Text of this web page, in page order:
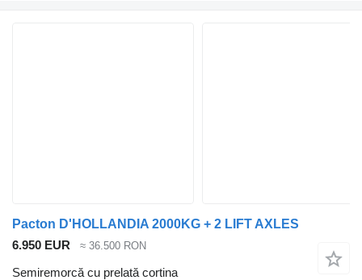
Pacton D'HOLLANDIA 2000KG + 2 LIFT AXLES
6.950 EUR
≈ 36.500 RON
Semiremorcă cu prelată cortina